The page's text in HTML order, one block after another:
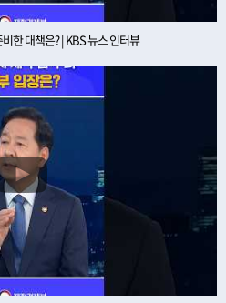
한 대책은? | KBS 뉴스 인터뷰